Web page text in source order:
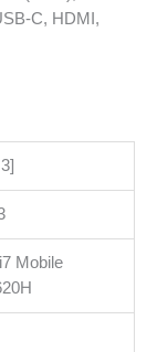
C, HDMI,
Mobile